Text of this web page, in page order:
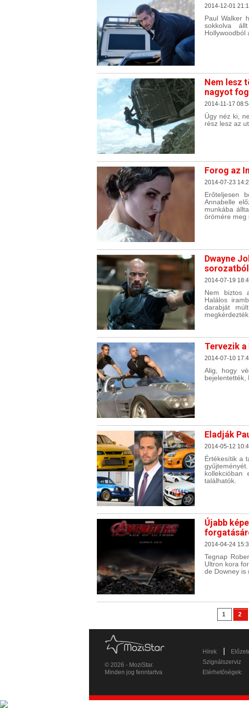
2014-12-01
Paul Walker
sokkolva
Hollywoodból
Nem lesz
nagyot
2014-11-17
Úgy néz ki,
rész lesz az
Forog az
2014-07-23
Erőteljesen
Annabelle
munkába
örömére meg
Dwayne
2014-07-19
Nem biztos
Halálos
darabját
Tervezik
2014-07-10
Alig, hogy
bejelentették,
Eladják
2014-05-12
Értékesítik a
kollekcióban
találhatók.
Újabb
2014-04-24
Tegnap
Ultron kora
de Downey is
1 2
© 2026 - MoziStar.
Minden jog fenntartva
Hírek
Szignálszerviz
Elérhetőségek: